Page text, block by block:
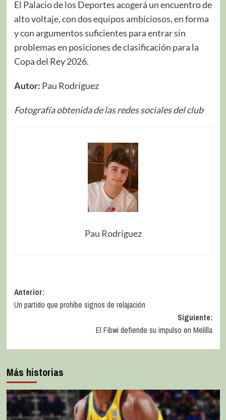
El Palacio de los Deportes acogerá un encuentro de
alto voltaje, con dos equipos ambiciosos, en forma
y con argumentos suficientes para entrar sin
problemas en posiciones de clasificación para la
Copa del Rey 2026.
Autor: Pau Rodríguez
Fotografía obtenida de las redes sociales del club
Pau Rodríguez
Anterior:
Un partido que prohíbe signos de relajación
Siguiente:
El Fibwi defiende su impulso en Melilla
Más historias